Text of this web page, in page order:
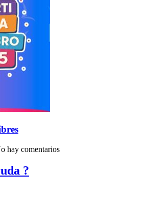
hay comentarios
?